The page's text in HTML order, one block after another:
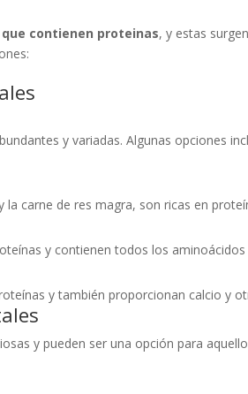
contienen proteinas, y estas
y variadas. Algunas opciones
la carne de res magra, son ricas en
y contienen todos los aminoácidos
y también proporcionan calcio y
y pueden ser una opción para